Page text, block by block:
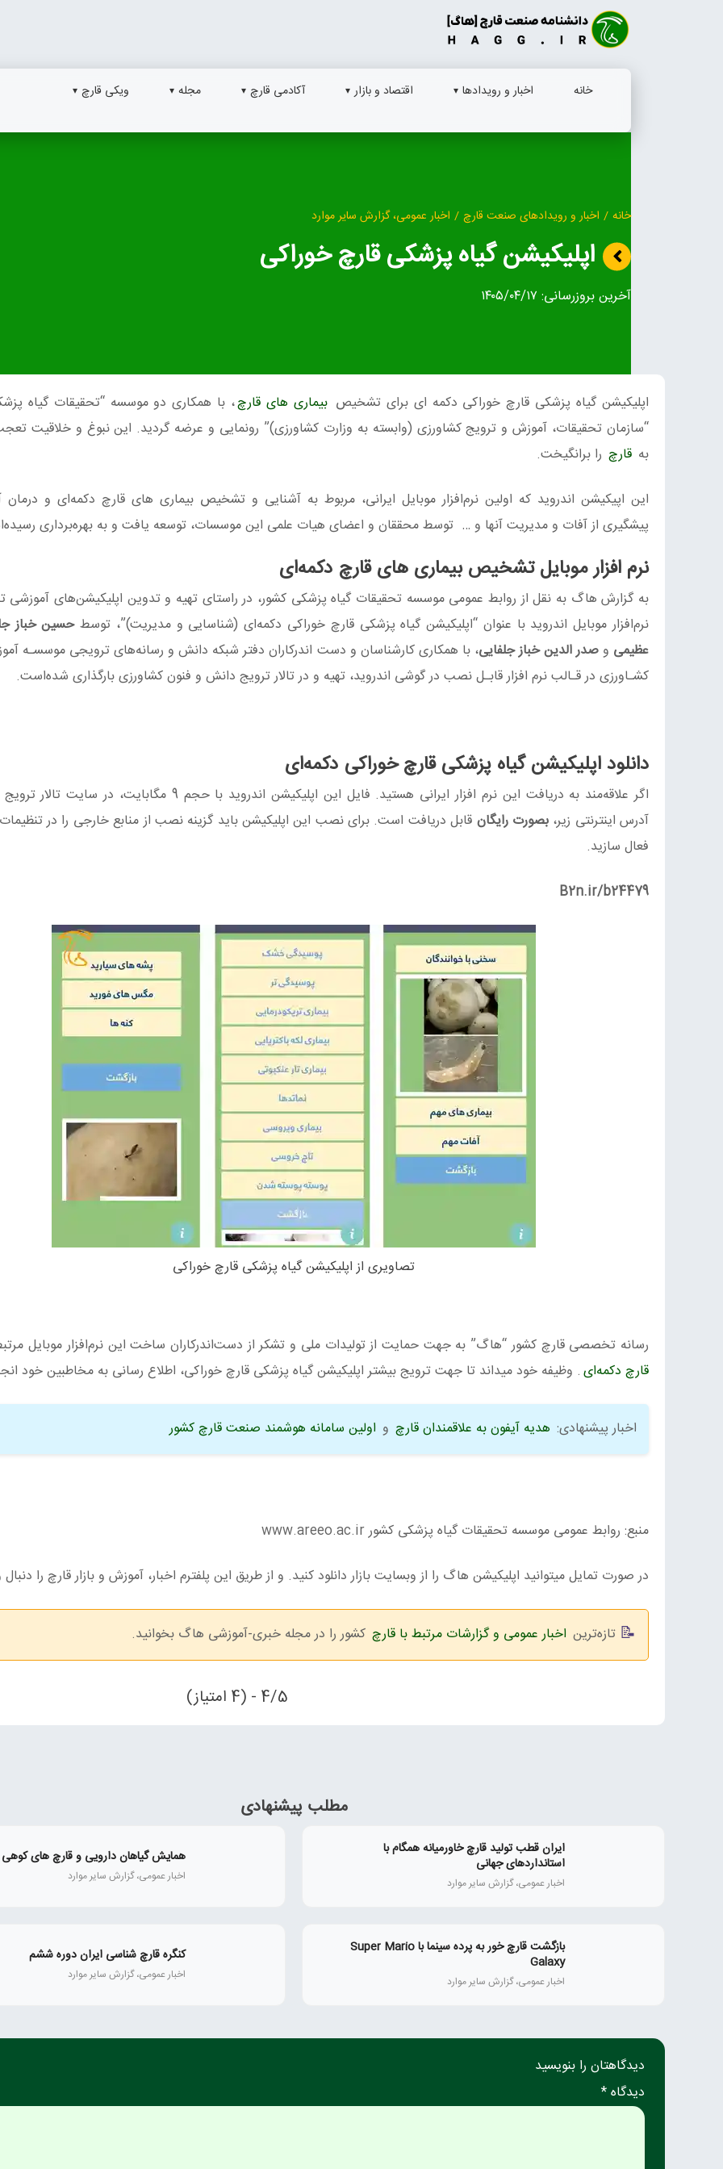
خانه اخبار و رویدادها اقتصاد و بازار آکادمی قارچ مجله ویکی قارچ
خانه / اخبار و رویدادهای صنعت قارچ / اخبار عمومی، گزارش سایر موارد
اپلیکیشن گیاه پزشکی قارچ خوراکی
آخرین بروزرسانی: ۱۴۰۵/۰۴/۱۷
اپلیکیشن گیاه پزشکی قارچ خوراکی دکمه ای برای تشخیص بیماری های قارچ، با همکاری دو موسسه “تحقیقات گیاه
“سازمان تحقیقات، آموزش و ترویج کشاورزی (وابسته به وزارت کشاورزی)” رونمایی و عرضه گردید. این نبوغ و خلاقیت
به قارچ را برانگیخت.
این اپیکیشن اندروید که اولین نرم‌افزار موبایل ایرانی، مربوط به آشنایی و تشخیص بیماری های قارچ دکمه‌ای و درمان
پیشگیری از آفات و مدیریت آنها و … توسط محققان و اعضای هیات علمی این موسسات، توسعه یافت و به بهره‌برداری
نرم افزار موبایل تشخیص بیماری های قارچ دکمه‌ای
به گزارش هاگ به نقل از روابط عمومی موسسه تحقیقات گیاه پزشکی کشور، در راستای تهیه و تدوین اپلیکیشن‌های
نرم‌افزار موبایل اندروید با عنوان “اپلیکیشن گیاه پزشکی قارچ خوراکی دکمه‌ای (شناسایی و مدیریت)”، توسطحسین خباز
عظیمی وصدر الدین خباز جلفایی، با همکاری کارشناسان و دست اندرکاران دفتر شبکه دانش و رسانه‌های ترویجی موسسـه
کشـاورزی در قـالب نرم افزار قابـل نصب در گوشی اندروید، تهیه و در تالار ترویج دانش و فنون کشاورزی بارگذاری شده‌است.
دانلود اپلیکیشن گیاه پزشکی قارچ خوراکی دکمه‌ای
اگر علاقه‌مند به دریافت این نرم افزار ایرانی هستید. فایل این اپلیکیشن اندروید با حجم 9
آدرس اینترنتی زیر،بصورت رایگان قابل دریافت است. برای نصب این اپلیکیشن باید گزینه نصب از منابع خارجی را در
فعال سازید.
B2n.ir/b24479
تصاویری از اپلیکیشن گیاه پزشکی قارچ خوراکی
رسانه تخصصی قارچ کشور “هاگ” به جهت حمایت از تولیدات ملی و تشکر از دست‌اندرکاران ساخت این نرم‌افزار موبایل
قارچ دکمه‌ای. وظیفه خود میداند تا جهت ترویج بیشتر اپلیکیشن گیاه پزشکی قارچ خوراکی، اطلاع رسانی به مخاطبین خود
اخبار پیشنهادی: هدیه آیفون به علاقمندان قارچ و اولین سامانه هوشمند صنعت قارچ کشور
منبع: روابط عمومی موسسه تحقیقات گیاه پزشکی کشور www.areeo.ac.ir
در صورت تمایل میتوانید اپلیکیشن هاگ را از وبسایت بازار دانلود کنید. و از طریق این پلفترم اخبار، آموزش و بازار قارچ را
تازه‌ترین اخبار عمومی و گزارشات مرتبط با قارچ کشور را در مجله خبری-آموزشی هاگ بخوانید.
4/5 - (4 امتیاز)
مطلب پیشنهادی
ایران قطب تولید قارچ خاورمیانه همگام با
استانداردهای جهانی
اخبار عمومی، گزارش سایر موارد
همايش گياهان دارويی و قارچ‌ های كوهی
اخبار عمومی، گزارش سایر موارد
بازگشت قارچ خور به پرده سینما با Super Mario
Galaxy
اخبار عمومی، گزارش سایر موارد
کنگره قارچ شناسی ایران دوره ششم
اخبار عمومی، گزارش سایر موارد
دیدگاهتان را بنویسید
دیدگاه *